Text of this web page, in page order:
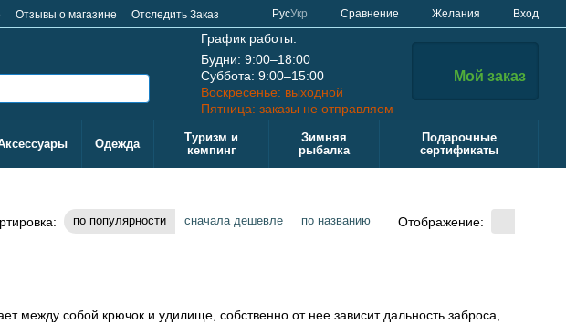
Отзывы о магазине Отследить Заказ РусУкр Сравнение Желания Вход
График работы:
Будни: 9:00–18:00
Суббота: 9:00–15:00
Воскресенье: выходной
Пятница: заказы не отправляем
Мой заказ
Одежда
Туризм и
кемпинг
Зимняя
рыбалка
Подарочные
сертификаты
по популярности сначала дешевле по названию Отображение:
между собой крючок и удилище, собственно от нее зависит дальность заброса,